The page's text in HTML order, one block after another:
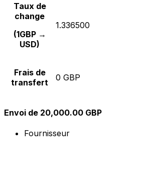
Taux de
change
(1GBP →
USD)
1.336500
Frais de
transfert
0 GBP
Envoi de 20,000.00 GBP
Fournisseur